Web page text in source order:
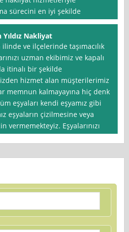
sürecini en iyi şekilde
Yıldız Nakliyat
ve ilçelerinde taşımacılık
uzman ekibimiz ve kapalı
itinalı bir şekilde
hizmet alan müşterilerimiz
memnun kalmayayına hiç denk
eşyaları kendi eşyamız gibi
eşyaların çizilmesine veya
vermemekteyiz. Eşyalarınızı